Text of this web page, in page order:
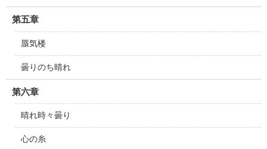
第五章
蜃気楼
曇りのち晴れ
第六章
晴れ時々曇り
心の糸